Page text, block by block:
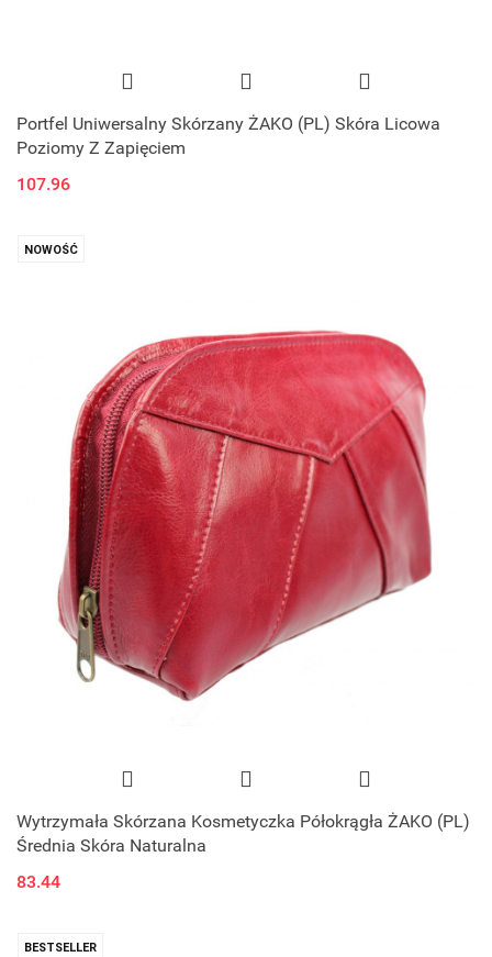
Portfel Uniwersalny Skórzany ŻAKO (PL) Skóra Licowa
Poziomy Z Zapięciem
107.96
NOWOŚĆ
Wytrzymała Skórzana Kosmetyczka Półokrągła ŻAKO (PL)
Średnia Skóra Naturalna
83.44
BESTSELLER